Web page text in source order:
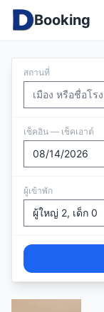
Booking
สถานที่
เช็คอิน — เช็คเอาต์
ผู้เข้าพัก